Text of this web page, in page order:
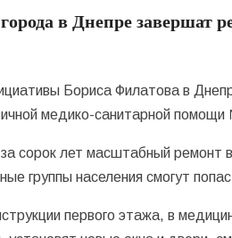
в Днепре завершат
Бориса Филатова в
медико-санитарной
сорок лет масштабный ремонт
группы населения смогут
первого этажа, в